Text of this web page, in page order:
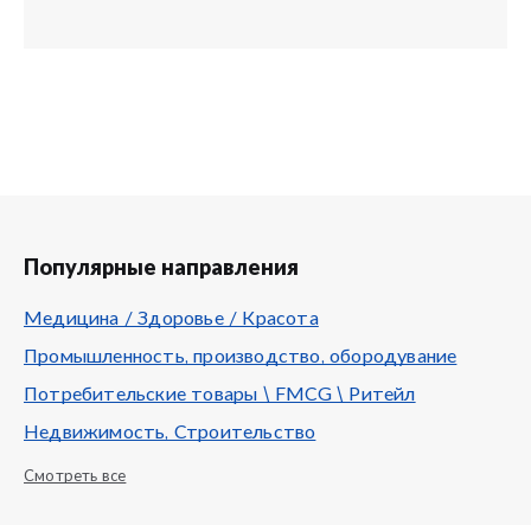
Популярные направления
Медицина / Здоровье / Красота
Промышленность, производство, обородувание
Потребительские товары \ FMCG \ Ритейл
Недвижимость, Строительство
Смотреть все